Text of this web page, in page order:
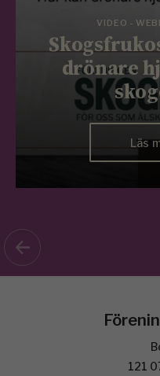
VIDEO -
drönare
Läs
121